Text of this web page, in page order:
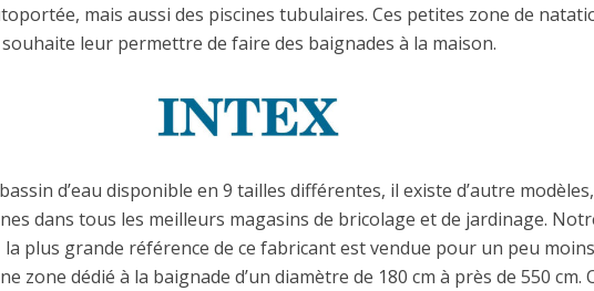
mais aussi des piscines tubulaires. Ces petites zone de
leur permettre de faire des baignades à la maison.
d’eau disponible en 9 tailles différentes, il existe d’autre
dans tous les meilleurs magasins de bricolage et de jardinage.
plus grande référence de ce fabricant est vendue pour un peu
zone dédié à la baignade d’un diamètre de 180 cm à près de 550 cm.